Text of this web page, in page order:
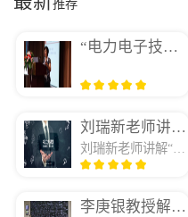
推荐
“电力电子技术”的课程安排、重点难点、教学手段
刘瑞新老师讲“计算机组装与维护教程”
刘瑞新老师讲解“计算机组装与维护教程”
李庚银教授解析“电力系统分析基础”要点及难点